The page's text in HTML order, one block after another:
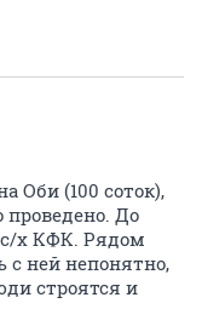
Оби (100 соток),
проведено. До
с/х КФК. Рядом
с ней непонятно,
строятся и